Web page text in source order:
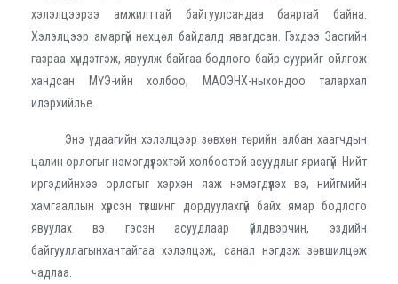
хэлэлцээрээ амжилттай байгуулсандаа баяртай байна.
Хэлэлцээр амаргүй нөхцөл байдалд явагдсан. Гэхдээ Засгийн
газраа хүндэтгэж, явуулж байгаа бодлого байр суурийг ойлгож
хандсан МҮЭ-ийн холбоо, МАОЭНХ-ныхондоо талархал
илэрхийлье.
Энэ удаагийн хэлэлцээр зөвхөн төрийн албан хаагчдын
цалин орлогыг нэмэгдүүлэхтэй холбоотой асуудлыг яриагүй. Нийт
иргэдийнхээ орлогыг хэрхэн яаж нэмэгдүүлэх вэ, нийгмийн
хамгааллын хүрсэн түвшинг дордуулахгүй байх ямар бодлого
явуулах вэ гэсэн асуудлаар үйлдвэрчин, эздийн
байгууллагынхантайгаа хэлэлцэж, санал нэгдэж зөвшилцөж
чадлаа.